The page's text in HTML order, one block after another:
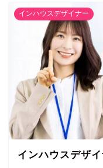
インハウスデザイナー
インハウスデザ